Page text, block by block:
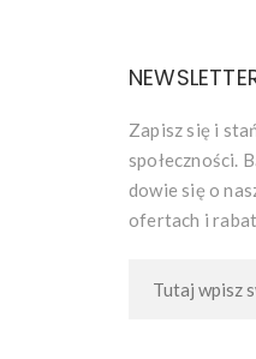
Zapisz się i
społeczności.
dowie się o
ofertach i